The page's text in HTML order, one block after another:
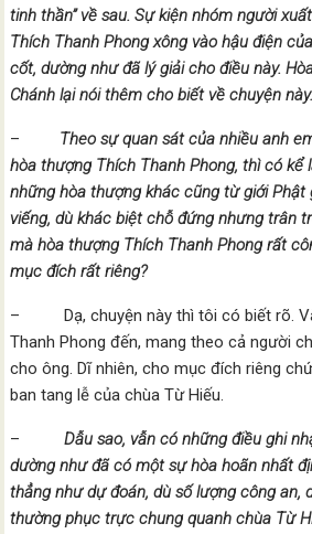
tinh thần” về sau. Sự kiện nhóm người
Thích Thanh Phong xông vào hậu điện
cốt, dường như đã lý giải cho điều này.
Chánh lại nói thêm cho biết về chuyện này.
– Theo sự quan sát của nhiều anh
hòa thượng Thích Thanh Phong, thì có kể
những hòa thượng khác cũng từ giới Phật
viếng, dù khác biệt chỗ đứng nhưng trân
mà hòa thượng Thích Thanh Phong rất
mục đích rất riêng?
– Dạ, chuyện này thì tôi có biết rõ.
Thanh Phong đến, mang theo cả người
cho ông. Dĩ nhiên, cho mục đích riêng
ban tang lễ của chùa Từ Hiếu.
–Dẫu sao, vẫn có những điều ghi
dường như đã có một sự hòa hoãn nhất
thẳng như dự đoán, dù số lượng công an,
thường phục trực chung quanh chùa Từ